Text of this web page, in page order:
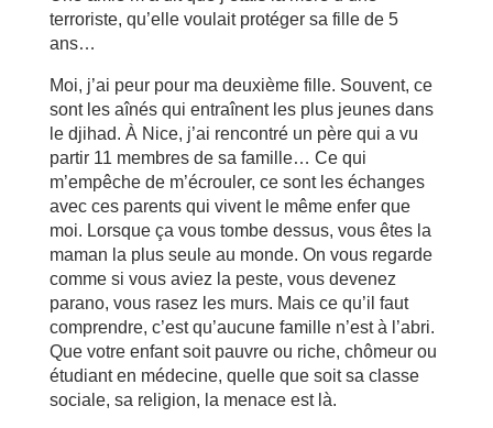
terroriste, qu’elle voulait protéger sa fille de 5
ans…
Moi, j’ai peur pour ma deuxième fille. Souvent, ce
sont les aînés qui entraînent les plus jeunes dans
le djihad. À Nice, j’ai rencontré un père qui a vu
partir 11 membres de sa famille… Ce qui
m’empêche de m’écrouler, ce sont les échanges
avec ces parents qui vivent le même enfer que
moi. Lorsque ça vous tombe dessus, vous êtes la
maman la plus seule au monde. On vous regarde
comme si vous aviez la peste, vous devenez
parano, vous rasez les murs. Mais ce qu’il faut
comprendre, c’est qu’aucune famille n’est à l’abri.
Que votre enfant soit pauvre ou riche, chômeur ou
étudiant en médecine, quelle que soit sa classe
sociale, sa religion, la menace est là.